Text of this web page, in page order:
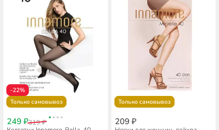
-22%
Только самовывоз
249 ₽319 ₽
Только самовывоз
209 ₽